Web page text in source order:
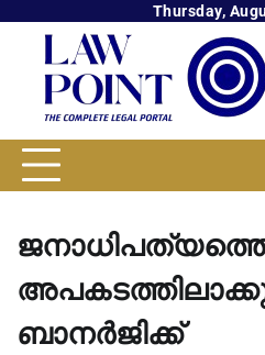
content
Thursday,
ബാനർജിക്ക്